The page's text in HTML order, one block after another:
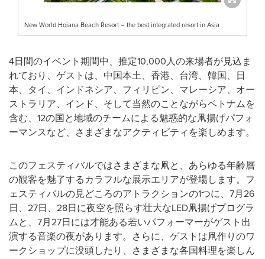
New World Hoiana Beach Resort – the best integrated resort in Asia
4日間のイベント期間中、推定10,000人の来場者が見込ま
れており、ゲストは、中国本土、香港、台湾、韓国、日
本、タイ、インドネシア、フィリピン、マレーシア、オー
ストラリア、インド、そして当然のことながらベトナムを
含む、12の国と地域のチームによる魅惑的な凧揚げパフォ
ーマンスなど、さまざまなアクティビティを楽しめます。
このフェスティバルではさまざまな凧と、あらゆる年齢層
の観客を魅了するカラフルな展示エリアが登場します。フ
ェスティバルの見どころのアトラクションの1つに、7月26
日、27日、28日に夜空を照らす壮大なLED凧揚げプログラ
ムと、7月27日には才能ある若いパフォーマーがゲスト出
演する音楽の夜があります。さらに、ゲストは凧作りのワ
ークショップに没頭したり、さまざまな各国料理を楽しん